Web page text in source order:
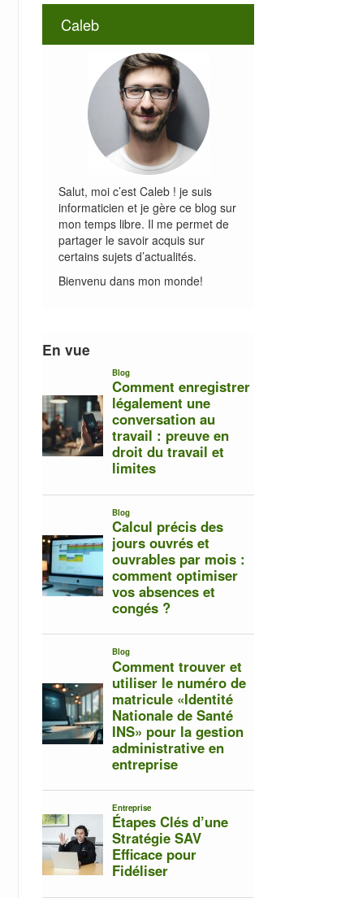
Caleb
Salut, moi c’est Caleb ! je suis
informaticien et je gère ce blog sur
mon temps libre. Il me permet de
partager le savoir acquis sur
certains sujets d’actualités.
Bienvenu dans mon monde!
En vue